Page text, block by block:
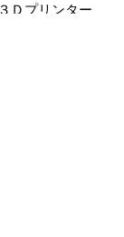
Ｄプリンター